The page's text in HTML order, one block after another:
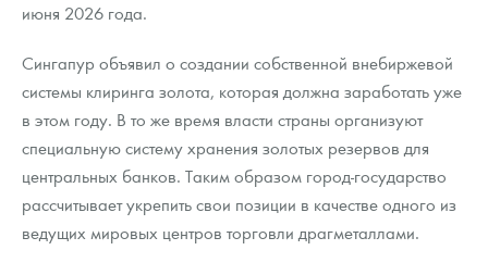
Аксессуары
Гарри Поттер
Флот: ледоколы и корабли
Жетоны "Необыкновенные обитатели глубин"
Ювелирные изделия
Памятка для работы с монетами из драгметаллов
Условия возврата
Политика конфиденциальности
Политика использования Cookies
Положение по обработке и защите персональных данных
Скупка слитков
Наши преимущества
Письмо директору
июня 2026 года.
Сингапур объявил о создании собственной внебиржевой
системы клиринга золота, которая должна заработать уже
в этом году. В то же время власти страны организуют
специальную систему хранения золотых резервов для
центральных банков. Таким образом город-государство
рассчитывает укрепить свои позиции в качестве одного из
ведущих мировых центров торговли драгметаллами.